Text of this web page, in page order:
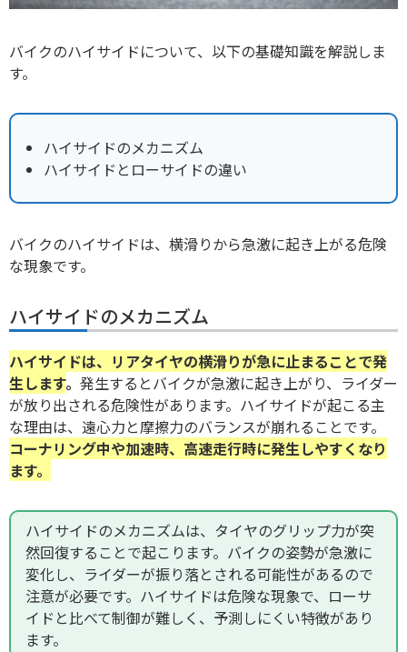
バイクのハイサイドについて、以下の基礎知識を解説しま
す。
ハイサイドのメカニズム
ハイサイドとローサイドの違い
バイクのハイサイドは、横滑りから急激に起き上がる危険
な現象です。
ハイサイドのメカニズム
ハイサイドは、リアタイヤの横滑りが急に止まることで発
生します。 発生するとバイクが急激に起き上がり、ライダー
が放り出される危険性があります。ハイサイドが起こる主
な理由は、遠心力と摩擦力のバランスが崩れることです。
コーナリング中や加速時、高速走行時に発生しやすくなり
ます。
ハイサイドのメカニズムは、タイヤのグリップ力が突
然回復することで起こります。バイクの姿勢が急激に
変化し、ライダーが振り落とされる可能性があるので
注意が必要です。ハイサイドは危険な現象で、ローサ
イドと比べて制御が難しく、予測しにくい特徴があり
ます。